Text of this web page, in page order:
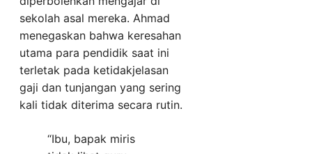
sekolah asal mereka. Ahmad
menegaskan bahwa keresahan
utama para pendidik saat ini
terletak pada ketidakjelasan
gaji dan tunjangan yang sering
kali tidak diterima secara rutin.
“Ibu, bapak miris